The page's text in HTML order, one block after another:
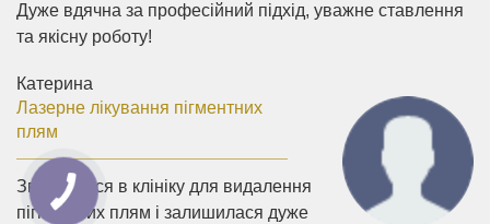
Дуже вдячна за професійний підхід, уважне ставлення
та якісну роботу!
Катерина
Лазерне лікування пігментних
плям
Звернулася в клініку для видалення
пігментних плям і залишилася дуже